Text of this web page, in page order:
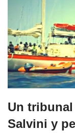
Un
Salvini y